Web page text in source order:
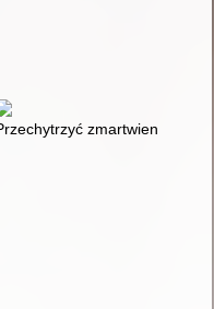
jak wyjść spod kołdry i
zmartwienia : jak